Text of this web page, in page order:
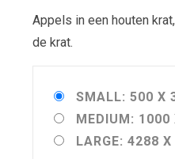
Appels in een houten
de krat.
SMALL: 500 X
MEDIUM: 1000
LARGE: 4288